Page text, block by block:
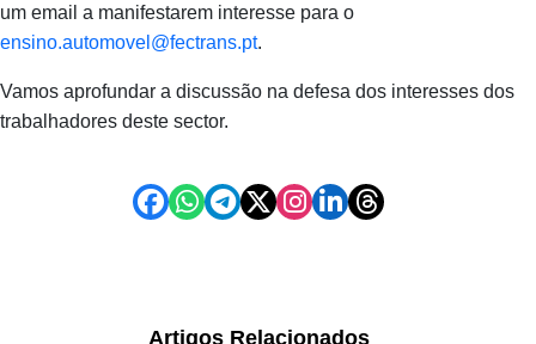
um email a manifestarem interesse para o
ensino.automovel@fectrans.pt.
Vamos aprofundar a discussão na defesa dos interesses dos
trabalhadores deste sector.
Artigos Relacionados